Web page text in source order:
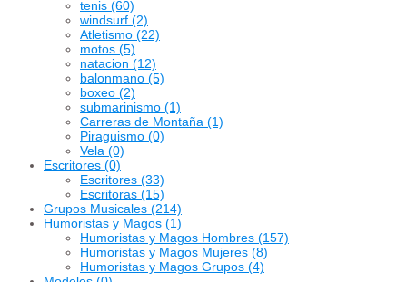
tenis (60)
windsurf (2)
Atletismo (22)
motos (5)
natacion (12)
balonmano (5)
boxeo (2)
submarinismo (1)
Carreras de Montaña (1)
Piraguismo (0)
Vela (0)
Escritores (0)
Escritores (33)
Escritoras (15)
Grupos Musicales (214)
Humoristas y Magos (1)
Humoristas y Magos Hombres (157)
Humoristas y Magos Mujeres (8)
Humoristas y Magos Grupos (4)